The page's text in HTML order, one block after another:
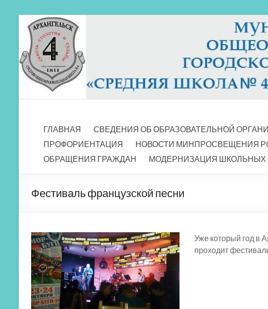
Перейти
содержимому
МБОУ СШ 4
ГЛАВНАЯ
СВЕДЕНИЯ ОБ ОБРАЗОВАТЕЛЬНОЙ
ПРОФОРИЕНТАЦИЯ
НОВОСТИ МИНПРОСВЕЩЕНИЯ
ОБРАЩЕНИЯ ГРАЖДАН
МОДЕРНИЗАЦИЯ ШКОЛЬНЫХ
Фестиваль французской песни
Уже который год в
проходит